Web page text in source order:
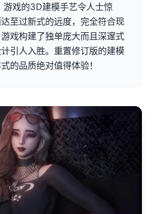
游戏的3D建模手艺令人士惊
至过新式的远度，完全符合现
戏构建了独单庞大而且深邃式
引人入胜。重置修订版的建模
的品质绝对值得体验！